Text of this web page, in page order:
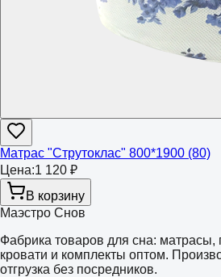
Матрас "Струтоклас" 800*1900 (80)
Цена:1 120 ₽
В корзину
Маэстро Снов
Фабрика товаров для сна: матрасы,
кровати и комплекты оптом.
отгрузка без посредников.